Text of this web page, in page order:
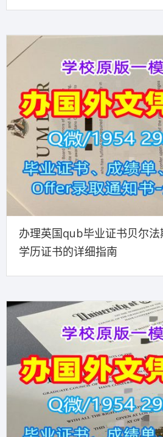
办理英国qub毕业证书贝尔
学历证书的详细指南